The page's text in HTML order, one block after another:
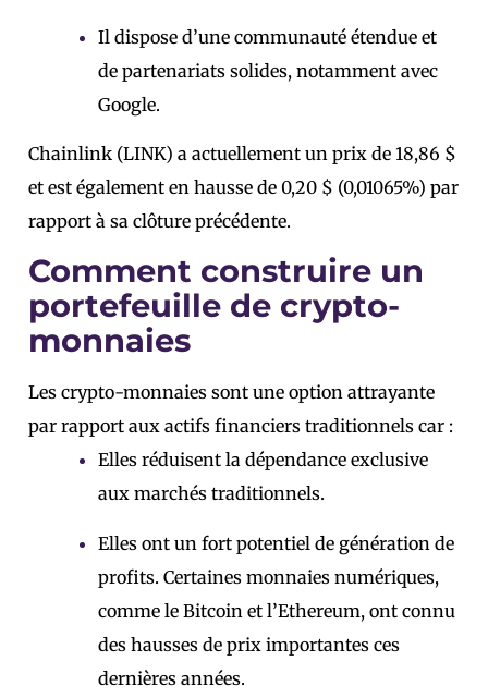
Il dispose d’une communauté étendue et
de partenariats solides, notamment avec
Google.
Chainlink (LINK) a actuellement un prix de 18,86 $
et est également en hausse de 0,20 $ (0,01065%) par
rapport à sa clôture précédente.
Comment construire un
portefeuille de crypto-
monnaies
Les crypto-monnaies sont une option attrayante
par rapport aux actifs financiers traditionnels car :
Elles réduisent la dépendance exclusive
aux marchés traditionnels.
Elles ont un fort potentiel de génération de
profits. Certaines monnaies numériques,
comme le Bitcoin et l’Ethereum, ont connu
des hausses de prix importantes ces
dernières années.